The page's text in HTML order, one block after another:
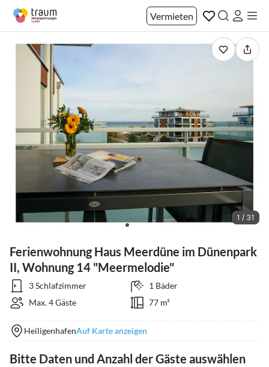
Vermieten
1 / 31
Ferienwohnung Haus Meerdüne im Dünenpark
II, Wohnung 14 "Meermelodie"
3 Schlafzimmer
1 Bäder
Max. 4 Gäste
77 m²
HeiligenhafenAuf Karte anzeigen
Bitte Daten und Anzahl der Gäste auswählen